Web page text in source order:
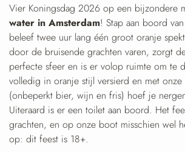
Vier Koningsdag 2026 op een bijzondere
water in Amsterdam! Stap aan boord
beleef twee uur lang één groot oranje
door de bruisende grachten varen, zorgt
perfecte sfeer en is er volop ruimte om te
volledig in oranje stijl versierd en met onze
(onbeperkt bier, wijn en fris) hoef je
Uiteraard is er een toilet aan boord. Het
grachten, en op onze boot misschien wel
op: dit feest is 18+.